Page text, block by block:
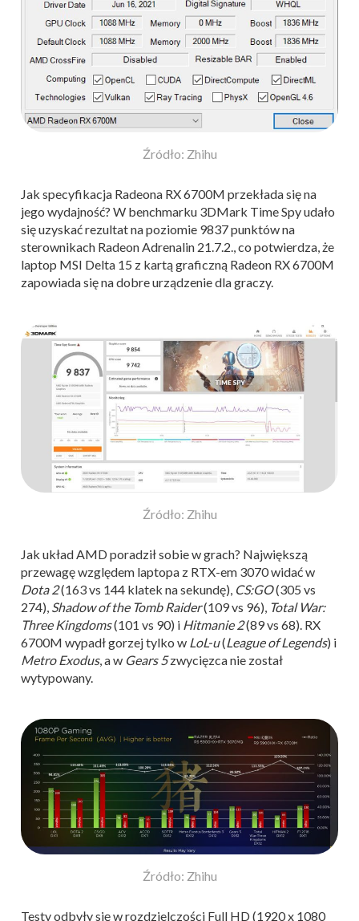
Źródło: Zhihu
Jak specyfikacja Radeona RX 6700M przekłada się na
jego wydajność? W benchmarku 3DMark Time Spy udało
się uzyskać rezultat na poziomie 9837 punktów na
sterownikach Radeon Adrenalin 21.7.2., co potwierdza, że
laptop MSI Delta 15 z kartą graficzną Radeon RX 6700M
zapowiada się na dobre urządzenie dla graczy.
Źródło: Zhihu
Jak układ AMD poradził sobie w grach? Największą
przewagę względem laptopa z RTX-em 3070 widać w
Dota 2(163 vs 144 klatek na sekundę), CS:GO(305 vs
274), Shadow of the Tomb Raider(109 vs 96), Total War:
Three Kingdoms(101 vs 90) i Hitmanie 2(89 vs 68). RX
6700M wypadł gorzej tylko w LoL-u(League of Legends) i
Metro Exodus, a w Gears 5zwycięzca nie został
wytypowany.
Źródło: Zhihu
Testy odbyły się w rozdzielczości Full HD (1920 x 1080